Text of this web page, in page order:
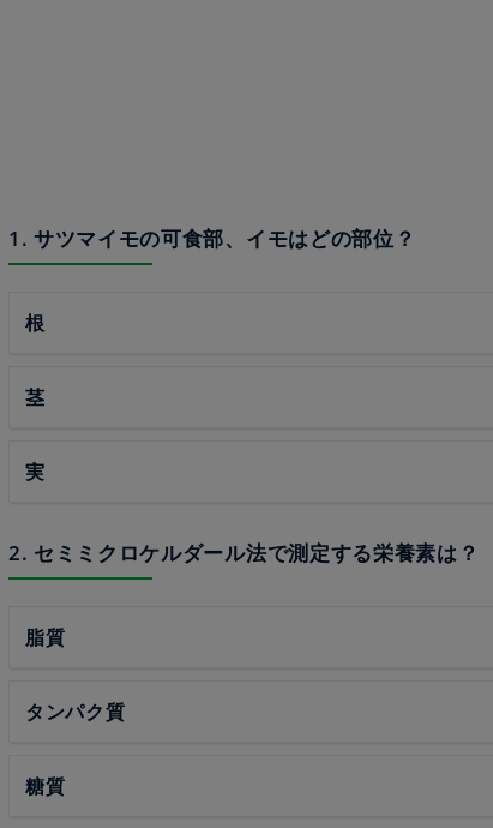
1. サツマイモの可食部、イモはどの部位？
根
茎
実
2. セミミクロケルダール法で測定する栄養素は？
脂質
タンパク質
糖質